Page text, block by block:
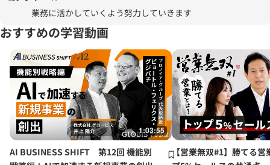
業務に活かしていくよう努力していきます
おすすめの学習動画
1:03:55
AI BUSINESS SHIFT 第12回 機能別
【営業無双#1】勝てる営